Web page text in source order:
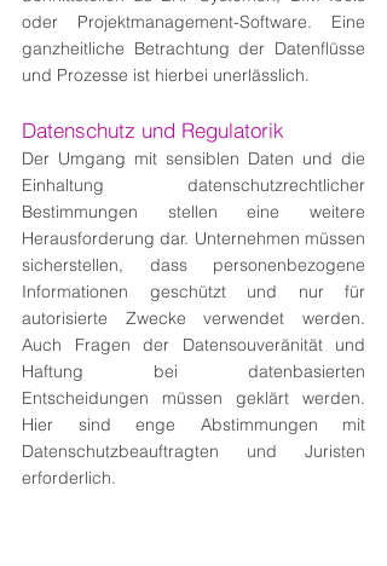
oder Projektmanagement-Software. Eine
ganzheitliche Betrachtung der Datenflüsse
und Prozesse ist hierbei unerlässlich.
Datenschutz und Regulatorik
Der Umgang mit sensiblen Daten und die
Einhaltung datenschutzrechtlicher
Bestimmungen stellen eine weitere
Herausforderung dar. Unternehmen müssen
sicherstellen, dass personenbezogene
Informationen geschützt und nur für
autorisierte Zwecke verwendet werden.
Auch Fragen der Datensouveränität und
Haftung bei datenbasierten
Entscheidungen müssen geklärt werden.
Hier sind enge Abstimmungen mit
Datenschutzbeauftragten und Juristen
erforderlich.